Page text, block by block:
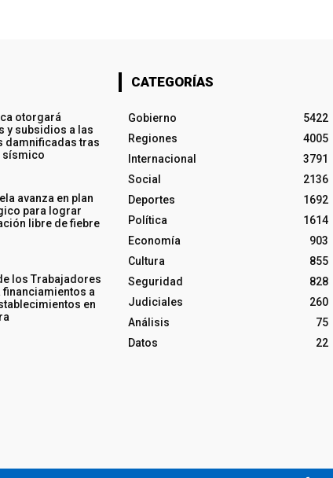
otorgará
y subsidios a las
damnificadas tras
sísmico
avanza en plan
para lograr
libre de fiebre
los Trabajadores
financiamientos a
en
CATEGORÍAS
Gobierno
5422
Regiones
4005
Internacional
3791
Social
2136
Deportes
1692
Política
1614
Economía
903
Cultura
855
Seguridad
828
Judiciales
260
Análisis
75
Datos
22